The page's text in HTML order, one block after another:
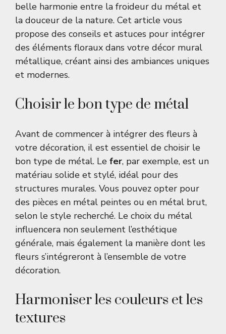
belle harmonie entre la froideur du métal et
la douceur de la nature. Cet article vous
propose des conseils et astuces pour intégrer
des éléments floraux dans votre décor mural
métallique, créant ainsi des ambiances uniques
et modernes.
Choisir le bon type de métal
Avant de commencer à intégrer des fleurs à
votre décoration, il est essentiel de choisir le
bon type de métal. Le fer, par exemple, est un
matériau solide et stylé, idéal pour des
structures murales. Vous pouvez opter pour
des pièces en métal peintes ou en métal brut,
selon le style recherché. Le choix du métal
influencera non seulement l’esthétique
générale, mais également la manière dont les
fleurs s’intégreront à l’ensemble de votre
décoration.
Harmoniser les couleurs et les
textures